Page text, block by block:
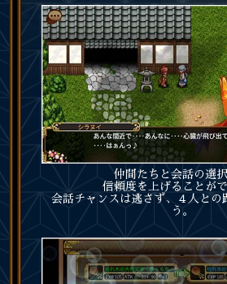
仲間たちと会話の選
信頼度を上げることがで
会話チャンスは逃さず、４人との
う。